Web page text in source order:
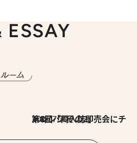
2026.7.30
第8回「同人誌即売会にチャレンジ その2」